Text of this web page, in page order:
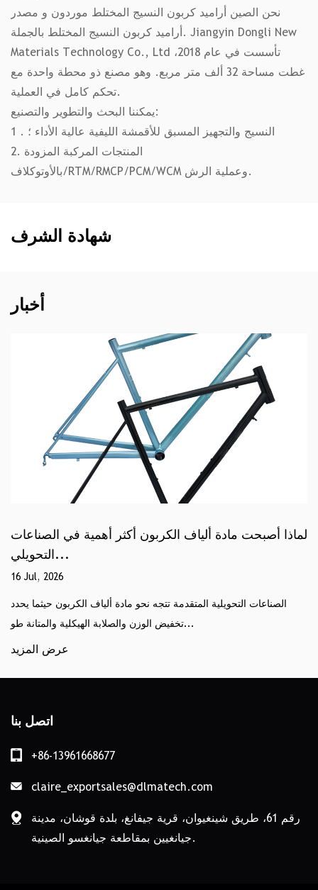
نحن الصين أراميد كربون النسيج المختلط موردون و مصدر
أراميد كربون النسيج المختلط بالجملة. Jiangyin Dongli New
Materials Technology Co., Ltd تأسست في عام 2018،
غطت مساحة 32 ألف متر مربع. وهو مصنع ذو محطة واحدة مع
تحكم كامل في العملية.
يمكننا البحث والتطوير والتصنيع:
1 . النسيج والتجهيز المسبق للأقمشة الليفية عالية الأداء ؛
2. المنتجات المركبة المزودة
بالأوتوكلاف/RTM/RMCP/PCM/WCM وعملية الرش.
شهادة الشرف
أخبار
لماذا أصبحت مادة ألياف الكربون أكثر أهمية في الصناعات
التحويلي...
16 Jul, 2026
الصناعات التحويلية المتقدمة تتجه نحو مادة ألياف الكربون حيثما يحدد
تخفيض الوزن والصلابة الهيكلية والمتانة طو...
عرض المزيد
اتصل بنا
+86-13961668677
claire_exportsales@dlmatech.com
رقم 61، طريق شينغيوان، قرية جيفانغ، بلدة قوشان، مدينة
جيانغيين بمقاطعة جيانغسو الصينية.